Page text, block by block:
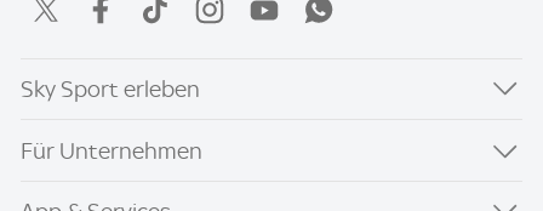
Sky Sport erleben
Für Unternehmen